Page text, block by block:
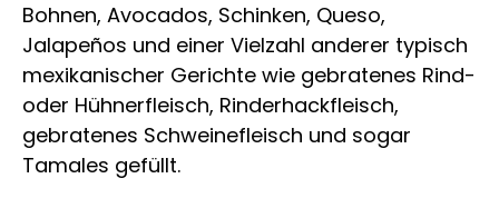
Bohnen, Avocados, Schinken, Queso,
Jalapeños und einer Vielzahl anderer typisch
mexikanischer Gerichte wie gebratenes Rind-
oder Hühnerfleisch, Rinderhackfleisch,
gebratenes Schweinefleisch und sogar
Tamales gefüllt.